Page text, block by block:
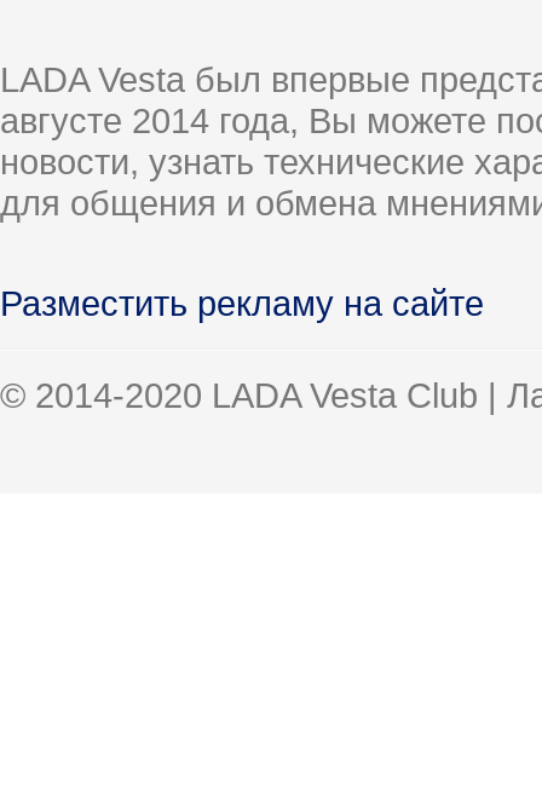
LADA Vesta был впервые
августе 2014 года, Вы можете
новости, узнать технические
для общения и обмена
Разместить рекламу на сайте
© 2014-2020 LADA Vesta Club |